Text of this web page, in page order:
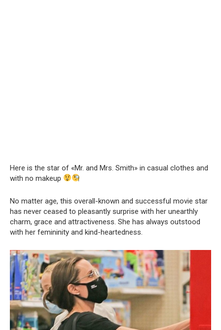
Here is the star of «Mr. and Mrs. Smith» in casual clothes and
with no makeup
No matter age, this overall-known and successful movie star
has never ceased to pleasantly surprise with her unearthly
charm, grace and attractiveness. She has always outstood
with her femininity and kind-heartedness.